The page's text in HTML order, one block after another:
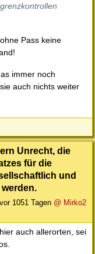
Pass keine
immer noch
auch nichts weiter
Unrecht, die
für die
und
vor 1051 Tagen @ Mirko2
auch allerorten, sei